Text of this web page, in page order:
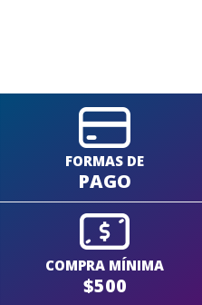
FORMAS DE
PAGO
COMPRA MÍNIMA
$500